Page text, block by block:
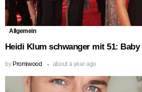
Allgemein
Heidi Klum schwanger mit 51:
by Promiwood about a year ago